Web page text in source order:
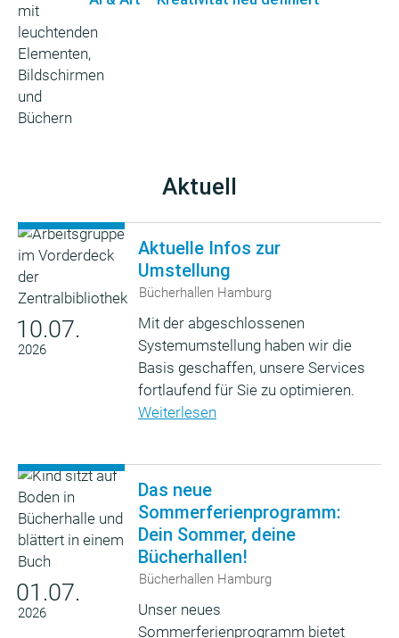
Aktuell
10.07.
2026
Aktuelle Infos zur
Umstellung
Bücherhallen Hamburg
Mit der abgeschlossenen
Systemumstellung haben wir die
Basis geschaffen, unsere Services
fortlaufend für Sie zu optimieren.
Weiterlesen
01.07.
2026
Das neue
Sommerferienprogramm:
Dein Sommer, deine
Bücherhallen!
Bücherhallen Hamburg
Unser neues
Sommerferienprogramm bietet